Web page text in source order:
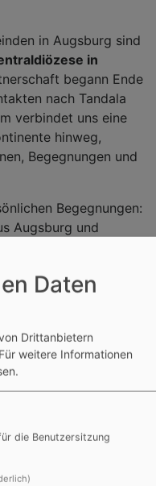
in Augsburg sind
in
begann Ende
nach Tandala
verbindet uns eine
hinweg,
Begegnungen und
Begegnungen:
Augsburg und
So wächst ein
– EIN
IM SOMMER
Daten
Drittanbietern
Für weitere Informationen
die Benutzersitzung